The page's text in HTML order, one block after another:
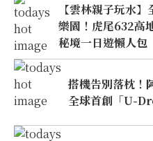
【雲林親子玩水
樂園！虎尾632高
秘境一日遊懶人包
搭機告別落枕！
全球首創「U-